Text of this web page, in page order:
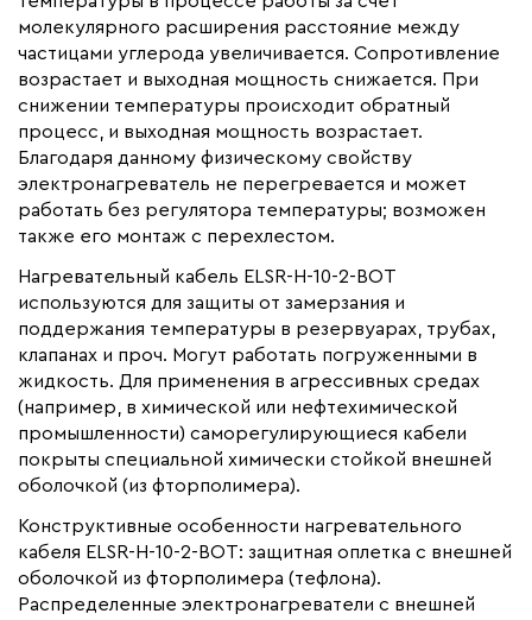
Коллекция
Бренд Eltherm
Материал Фторполимер
Минимальный радиус изгиба (мм)
молекулярного расширения расстояние между
частицами углерода увеличивается. Сопротивление
возрастает и выходная мощность снижается. При
снижении температуры происходит обратный
процесс, и выходная мощность возрастает.
Благодаря данному физическому свойству
электронагреватель не перегревается и может
работать без регулятора температуры; возможен
также его монтаж с перехлестом.
Нагревательный кабель ELSR-H-10-2-BOT
используются для защиты от замерзания и
поддержания температуры в резервуарах, трубах,
клапанах и проч. Могут работать погруженными в
жидкость. Для применения в агрессивных средах
(например, в химической или нефтехимической
промышленности) саморегулирующиеся кабели
покрыты специальной химически стойкой внешней
оболочкой (из фторполимера).
Конструктивные особенности нагревательного
кабеля ELSR-H-10-2-BOT: защитная оплетка с внешней
оболочкой из фторполимера (тефлона).
Распределенные электронагреватели с внешней